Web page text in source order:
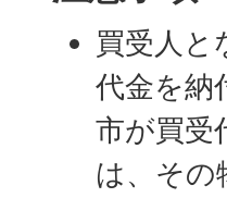
買受人と
代金を納
市が買受
は、その